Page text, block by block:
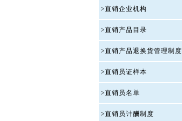
>直销企业机构
>直销产品目录
>直销产品退换货管理制度
>直销员证样本
>直销员名单
>直销员计酬制度